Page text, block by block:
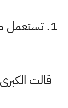
1. تستعمل
قالت